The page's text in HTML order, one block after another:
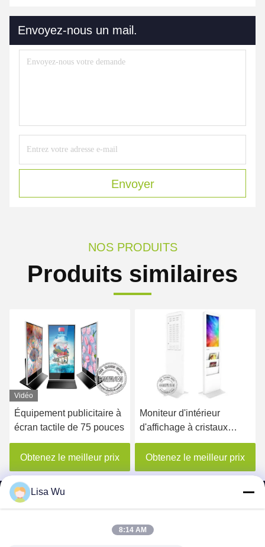
Envoyez-nous un mail.
Envoyer
NOS PRODUITS
Produits similaires
Vidéo
Équipement publicitaire à
écran tactile de 75 pouces
Obtenez le meilleur prix
Moniteur d'intérieur
d'affichage à cristaux
liquides de Signage de
Digital de kiosque
d'Android annonçant 22
Obtenez le meilleur prix
Lisa Wu
8:14 AM